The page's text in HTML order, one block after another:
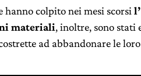
hanno colpito nei mesi scorsi
materiali, inoltre, sono stati
ad abbandonare le